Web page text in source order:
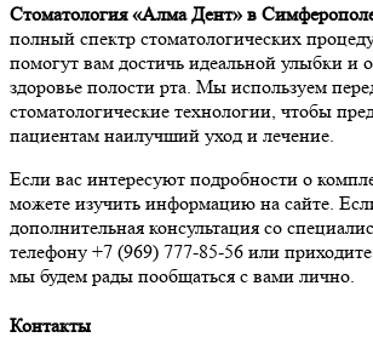
Стоматология «Алма Дент» в
полный спектр стоматологических
помогут вам достичь идеальной улыбки и
здоровье полости рта. Мы используем
стоматологические технологии, чтобы
пациентам наилучший уход и лечение.
Если вас интересуют подробности о
можете изучить информацию на сайте.
дополнительная консультация со
телефону +7 (969) 777-85-56 или
мы будем рады пообщаться с вами лично.
Контакты